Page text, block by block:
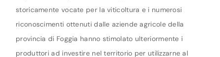
storicamente vocate per la viticoltura e i numerosi
riconoscimenti ottenuti dalle aziende agricole della
provincia di Foggia hanno stimolato ulteriormente i
produttori ad investire nel territorio per utilizzarne al